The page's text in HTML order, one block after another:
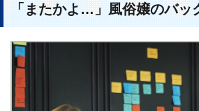
「またかよ…」風俗嬢のバッ